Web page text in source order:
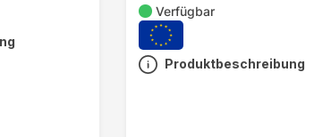
Verfügbar
Produktbeschreibung